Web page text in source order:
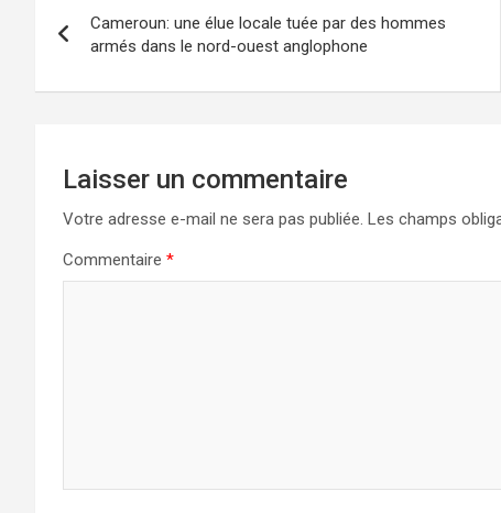
de
l’article
Cameroun: une élue locale tuée par des hommes
armés dans le nord-ouest anglophone
Laisser un commentaire
Votre adresse e-mail ne sera pas publiée. Les champs
Commentaire *